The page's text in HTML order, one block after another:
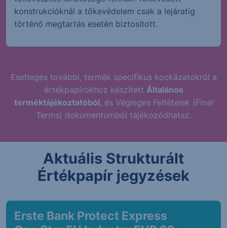
konstrukcióknál a tőkevédelem csak a lejáratig
történő megtartás esetén biztosított.
Esetleges további, termék specifikus kockázatokról a
értékpapírokhoz készített Általános
terméktájékoztatóból, és Végleges Feltételek (Final
Terms) dokumentumból tájékozódhatsz.
Aktuális Strukturált
Értékpapír jegyzések
Erste Bank Protect Express